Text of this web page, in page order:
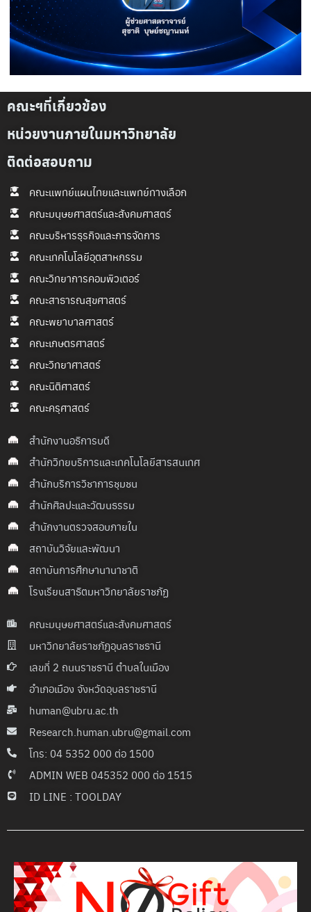
คณะฯที่เกี่ยวข้อง
หน่วยงานภายในมหาวิทยาลัย
ติดต่อสอบถาม
คณะแพทย์แผนไทยและแพทย์ทางเลือก
คณะมนุษยศาสตร์และสังคมศาสตร์
คณะบริหารธุรกิจและการจัดการ
คณะเทคโนโลยีอุตสาหกรรม
คณะวิทยาการคอมพิวเตอร์
คณะสาธารณสุขศาสตร์
คณะพยาบาลศาสตร์
คณะเกษตรศาสตร์
คณะวิทยาศาสตร์
คณะนิติศาสตร์
คณะครุศาสตร์
สำนักงานอธิการบดี
สำนักวิทยบริการและเทคโนโลยีสารสนเทศ
สำนักบริการวิชาการชุมชน
สำนักศิลปะและวัฒนธรรม
สำนักงานตรวจสอบภายใน
สถาบันวิจัยและพัฒนา
สถาบันการศึกษานานาชาติ
โรงเรียนสาธิตมหาวิทยาลัยราชภัฏ
คณะมนุษยศาสตร์และสังคมศาสตร์
มหาวิทยาลัยราชภัฏอุบลราชธานี
เลขที่ 2 ถนนราชธานี ตำบลในเมือง
อำเภอเมือง จังหวัดอุบลราชธานี
human@ubru.ac.th
Research.human.ubru@gmail.com
โทร: 04 5352 000 ต่อ 1500
ADMIN WEB 045352 000 ต่อ 1515
ID LINE : TOOLDAY